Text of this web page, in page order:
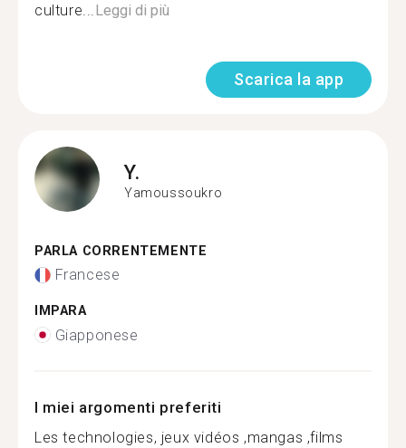
culture... Leggi di più
Scarica la app
Y.
Yamoussoukro
PARLA CORRENTEMENTE
Francese
IMPARA
Giapponese
I miei argomenti preferiti
Les technologies, jeux vidéos ,mangas ,films